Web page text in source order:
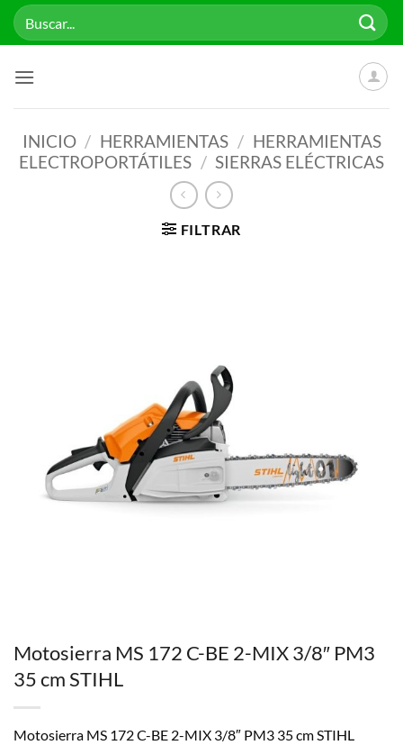
Saltar
Buscar
por:
INICIO / HERRAMIENTAS / HERRAMIENTAS
ELECTROPORTÁTILES / SIERRAS ELÉCTRICAS
FILTRAR
Motosierra MS 172 C-BE 2-MIX 3/8″ PM3
35 cm STIHL
Motosierra MS 172 C-BE 2-MIX 3/8″ PM3 35 cm STIHL